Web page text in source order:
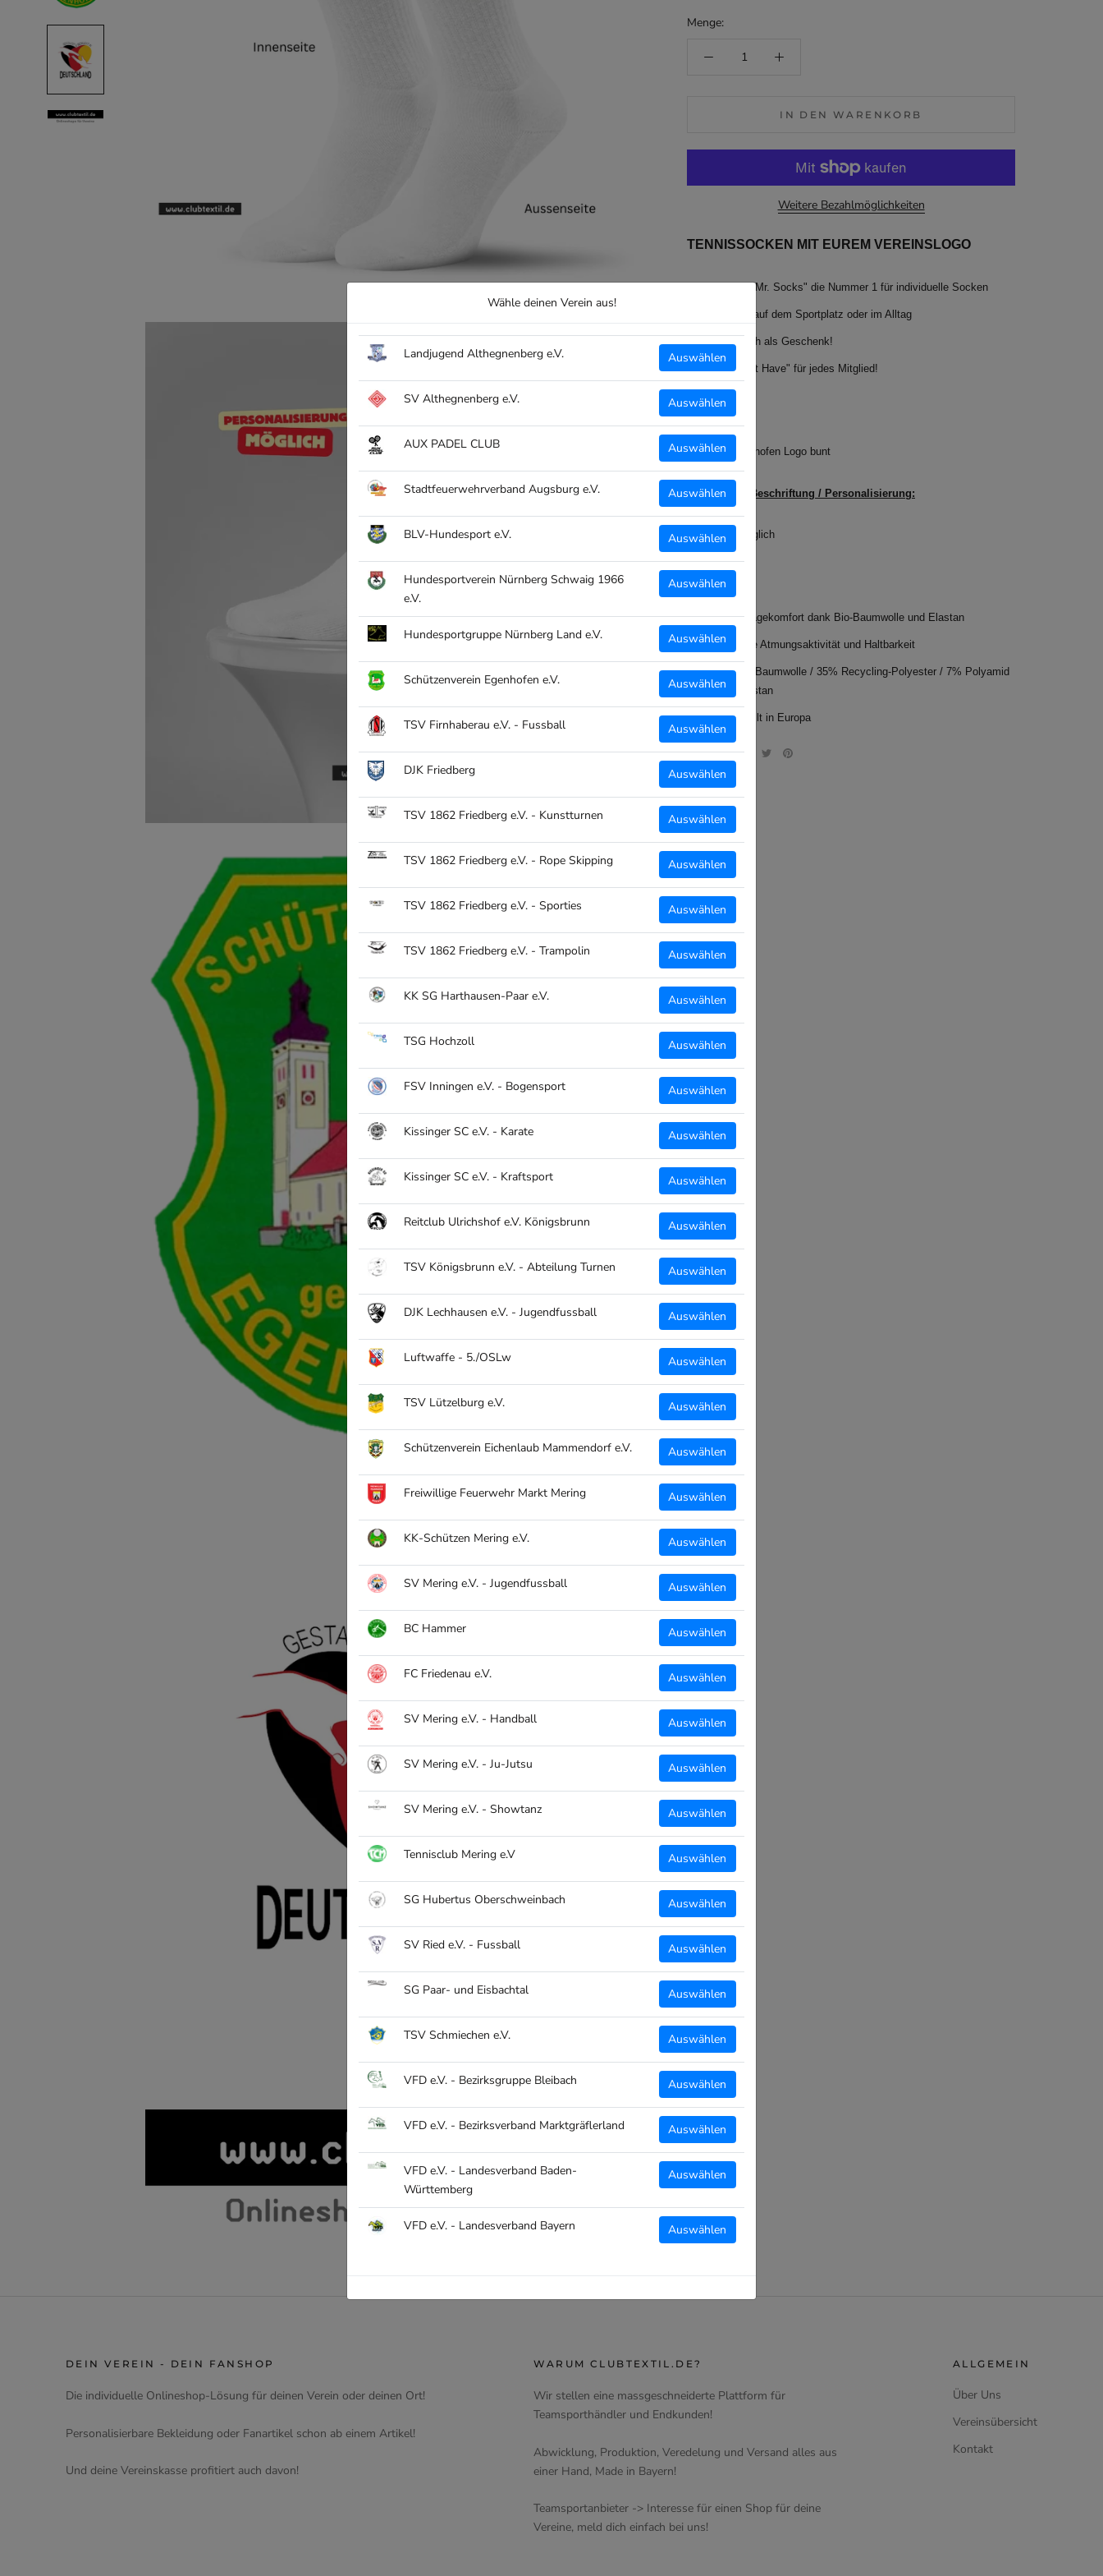
Wähle deinen Verein aus!
Landjugend Althegnenberg e.V. Auswählen
SV Althegnenberg e.V. Auswählen
AUX PADEL CLUB Auswählen
Stadtfeuerwehrverband Augsburg e.V. Auswählen
BLV-Hundesport e.V. Auswählen
Hundesportverein Nürnberg Schwaig 1966
e.V.
Auswählen
Hundesportgruppe Nürnberg Land e.V. Auswählen
Schützenverein Egenhofen e.V. Auswählen
TSV Firnhaberau e.V. - Fussball Auswählen
DJK Friedberg Auswählen
TSV 1862 Friedberg e.V. - Kunstturnen Auswählen
TSV 1862 Friedberg e.V. - Rope Skipping Auswählen
TSV 1862 Friedberg e.V. - Sporties Auswählen
TSV 1862 Friedberg e.V. - Trampolin Auswählen
KK SG Harthausen-Paar e.V. Auswählen
TSG Hochzoll Auswählen
FSV Inningen e.V. - Bogensport Auswählen
Kissinger SC e.V. - Karate Auswählen
Kissinger SC e.V. - Kraftsport Auswählen
Reitclub Ulrichshof e.V. Königsbrunn Auswählen
TSV Königsbrunn e.V. - Abteilung Turnen Auswählen
DJK Lechhausen e.V. - Jugendfussball Auswählen
Luftwaffe - 5./OSLw Auswählen
TSV Lützelburg e.V. Auswählen
Schützenverein Eichenlaub Mammendorf e.V. Auswählen
Freiwillige Feuerwehr Markt Mering Auswählen
KK-Schützen Mering e.V. Auswählen
SV Mering e.V. - Jugendfussball Auswählen
BC Hammer Auswählen
FC Friedenau e.V. Auswählen
SV Mering e.V. - Handball Auswählen
SV Mering e.V. - Ju-Jutsu Auswählen
SV Mering e.V. - Showtanz Auswählen
Tennisclub Mering e.V Auswählen
SG Hubertus Oberschweinbach Auswählen
SV Ried e.V. - Fussball Auswählen
SG Paar- und Eisbachtal Auswählen
TSV Schmiechen e.V. Auswählen
VFD e.V. - Bezirksgruppe Bleibach Auswählen
VFD e.V. - Bezirksverband Marktgräflerland Auswählen
VFD e.V. - Landesverband Baden-
Württemberg
Auswählen
VFD e.V. - Landesverband Bayern Auswählen
Menge:
IN DEN WARENKORB
Weitere Bezahlmöglichkeiten
TENNISSOCKEN MIT EUREM VEREINSLOGO
Original "Mr. Socks" die Nummer 1 für individuelle Socken
Stylisch auf dem Sportplatz oder im Alltag
Ideal auch als Geschenk!
Ein "Must Have" für jedes Mitglied!
Druck:
SV Egenhofen Logo bunt
Individuelle Beschriftung / Personalisierung:
nicht möglich
hoher Tragekomfort dank Bio-Baumwolle und Elastan
Sehr gute Atmungsaktivität und Haltbarkeit
55% Bio-Baumwolle / 35% Recycling-Polyester / 7% Polyamid
/ 3% Elastan
Hergestellt in Europa
TEILEN
DEIN VEREIN - DEIN FANSHOP
Die individuelle Onlineshop-Lösung für deinen Verein oder deinen Ort!
Personalisierbare Bekleidung oder Fanartikel schon ab einem Artikel!
Und deine Vereinskasse profitiert auch davon!
WARUM CLUBTEXTIL.DE?
Wir stellen eine massgeschneiderte Plattform für
Teamsporthändler und Endkunden!
Abwicklung, Produktion, Veredelung und Versand alles aus
einer Hand, Made in Bayern!
Teamsportanbieter -> Interesse für einen Shop für deine
Vereine, meld dich einfach bei uns!
ALLGEMEIN
Über Uns
Vereinsübersicht
Kontakt